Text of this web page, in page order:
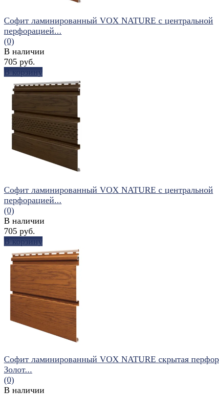
избранное сравнить
Софит ламинированный VOX NATURE с центральной
перфорацией...
(0)
В наличии
705 руб.
В корзину
избранное сравнить
Софит ламинированный VOX NATURE с центральной
перфорацией...
(0)
В наличии
705 руб.
В корзину
Софит ламинированный VOX NATURE скрытая
Золот...
(0)
В наличии